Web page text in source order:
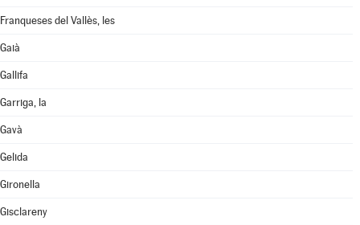
Franqueses del Vallès, les
Gaià
Gallifa
Garriga, la
Gavà
Gelida
Gironella
Gisclareny